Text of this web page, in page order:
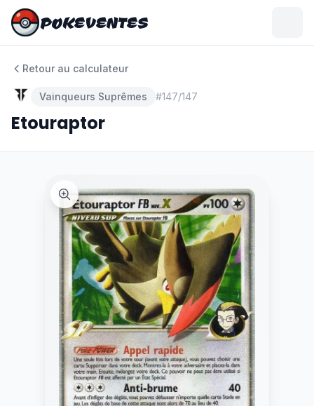
POKEVENTES
POKEVENTES
Retour au calculateur
Vainqueurs Suprêmes #147/147
Etouraptor